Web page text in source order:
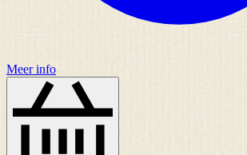
Meer info